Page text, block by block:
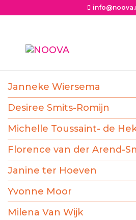
Janneke Wiersema
Desiree Smits-Romijn
Michelle Toussaint- de
Florence van der Arend-
Janine ter Hoeven
Yvonne Moor
Milena Van Wijk